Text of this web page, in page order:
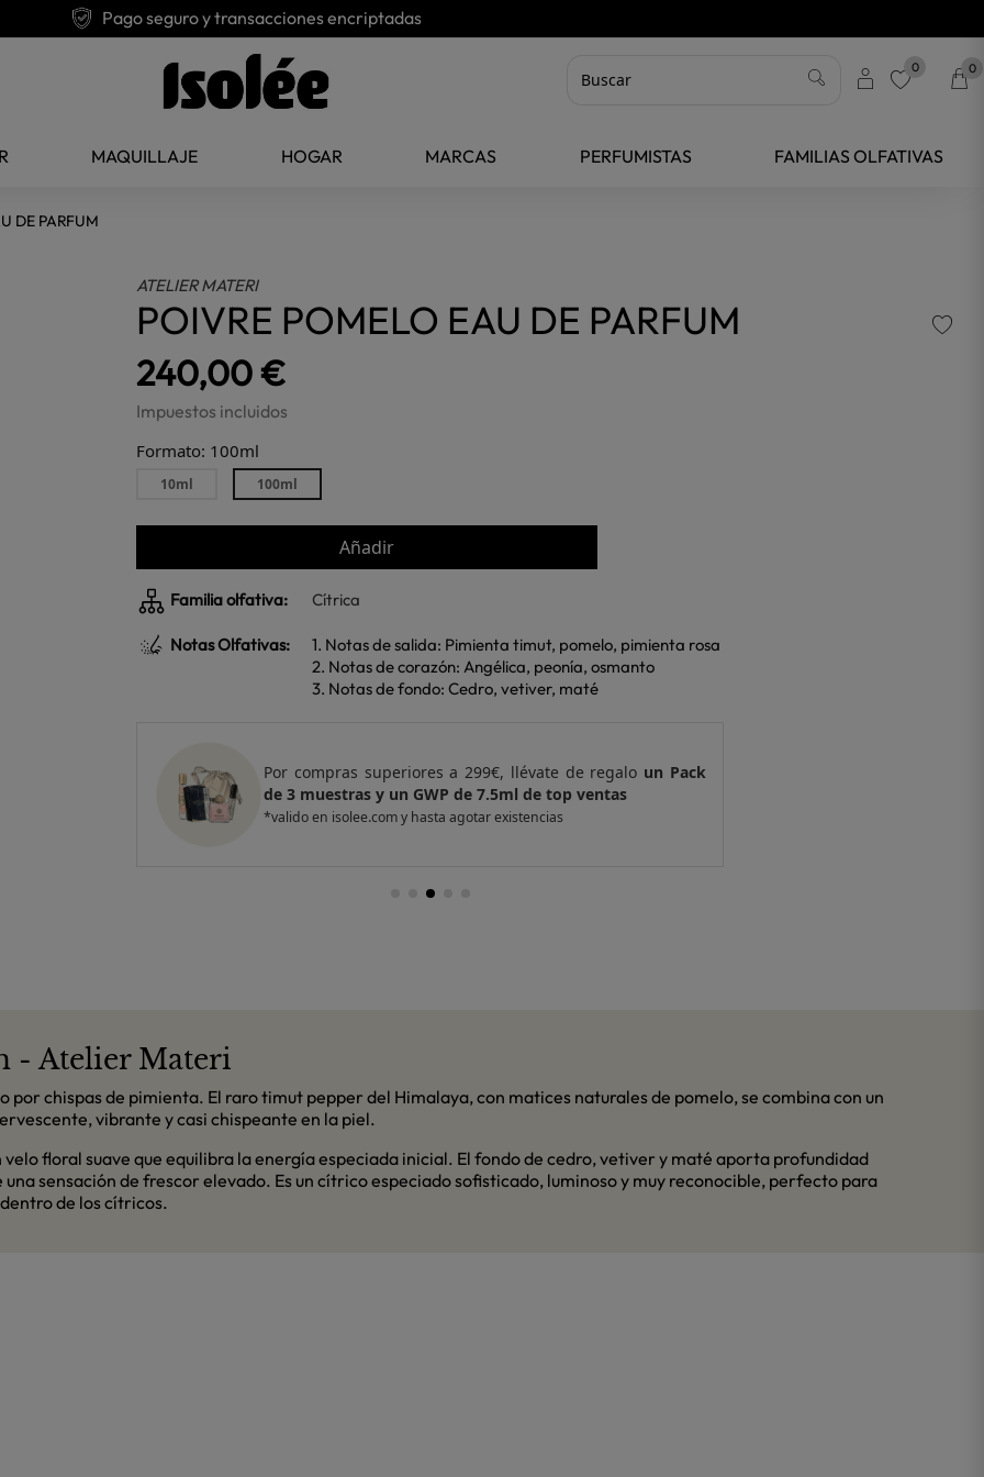
Pago seguro y transacciones encriptadas
0 0
MAQUILLAJE HOGAR MARCAS PERFUMISTAS FAMILIAS OLFATIVAS
DE PARFUM
ATELIER MATERI
POIVRE POMELO EAU DE PARFUM
240,00 €
Impuestos incluidos
Formato: 100ml
10ml 100ml
Añadir
Familia olfativa: Cítrica
Notas Olfativas:
1. Notas de salida: Pimienta timut, pomelo, pimienta rosa
2. Notas de corazón: Angélica, peonía, osmanto
3. Notas de fondo: Cedro, vetiver, maté
Por compras superiores a 420€, llévate de regalo un Pack
de 4 muestras y 2 GWP de top ventas
*valido en isolee.com y hasta agotar existencias
- Atelier Materi
por chispas de pimienta. El raro timut pepper del Himalaya, con matices naturales de pomelo, se combina con un
vibrante y casi chispeante en la piel.
floral suave que equilibra la energía especiada inicial. El fondo de cedro, vetiver y maté aporta profundidad
sensación de frescor elevado. Es un cítrico especiado sofisticado, luminoso y muy reconocible, perfecto para
de los cítricos.